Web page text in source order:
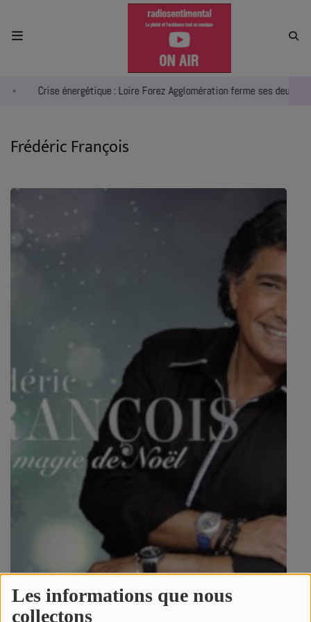
Les informations que nous
collectons
Crise énergétique : Loire Forez Agglomération ferme ses deux
ACTUALITÉS
AGENDA
EMISSIONS
INFO CONCERT
PUBLICITÉS
CINÉMA
Se connecter
Frédéric François
5128 vues